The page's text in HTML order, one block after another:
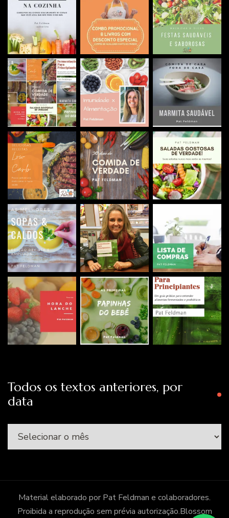
Todos os textos anteriores, por
data
Todos
os
anteriores,
por
data
Material elaborado por Pat Feldman e colaboradores.
Proibida a reprodução sem prévia autorização.Blossom